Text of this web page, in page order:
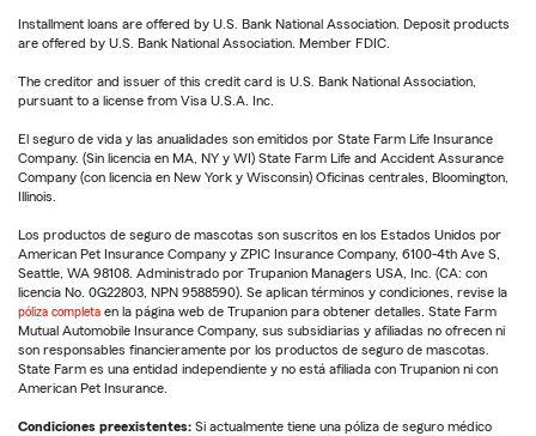
Installment loans are offered by U.S. Bank National Association. Deposit products
are offered by U.S. Bank National Association. Member FDIC.
The creditor and issuer of this credit card is U.S. Bank National Association,
pursuant to a license from Visa U.S.A. Inc.
El seguro de vida y las anualidades son emitidos por State Farm Life Insurance
Company. (Sin licencia en MA, NY y WI) State Farm Life and Accident Assurance
Company (con licencia en New York y Wisconsin) Oficinas centrales, Bloomington,
Illinois.
Los productos de seguro de mascotas son suscritos en los Estados Unidos por
American Pet Insurance Company y ZPIC Insurance Company, 6100-4th Ave S,
Seattle, WA 98108. Administrado por Trupanion Managers USA, Inc. (CA: con
licencia No. 0G22803, NPN 9588590). Se aplican términos y condiciones, revise la
póliza completa en la página web de Trupanion para obtener detalles. State Farm
Mutual Automobile Insurance Company, sus subsidiarias y afiliadas no ofrecen ni
son responsables financieramente por los productos de seguro de mascotas.
State Farm es una entidad independiente y no está afiliada con Trupanion ni con
American Pet Insurance.
Condiciones preexistentes: Si actualmente tiene una póliza de seguro médico